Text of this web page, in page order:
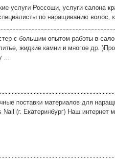
услуги Россоши, услуги салона
по наращиванию волос,
с большим опытом работы в
жидкие камни и многое др.
поставки материалов для
(г. Екатеринбург) Наш интернет